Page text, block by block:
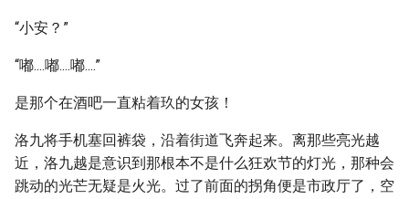
“小安？”
“嘟....嘟....嘟....”
是那个在酒吧一直粘着玖的女孩！
洛九将手机塞回裤袋，沿着街道飞奔起来。离那些亮光越
近，洛九越是意识到那根本不是什么狂欢节的灯光，那种会
跳动的光芒无疑是火光。过了前面的拐角便是市政厅了，空